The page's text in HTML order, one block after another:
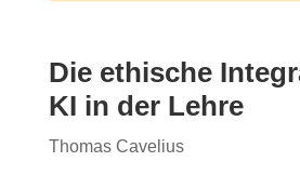
Die ethische
KI in der Lehre
Thomas Cavelius